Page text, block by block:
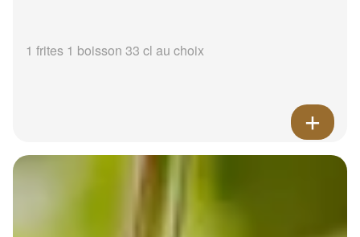
1 frites 1 boisson 33 cl au choix